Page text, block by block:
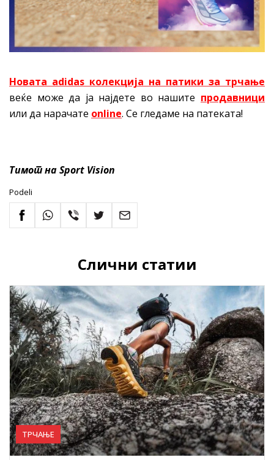
Новата adidas колекција на патики за трчање
веќе може да ја најдете во нашите продавници
или да нарачате online. Се гледаме на патеката!
Тимот на Sport Vision
Podeli
Слични статии
ТРЧАЊЕ